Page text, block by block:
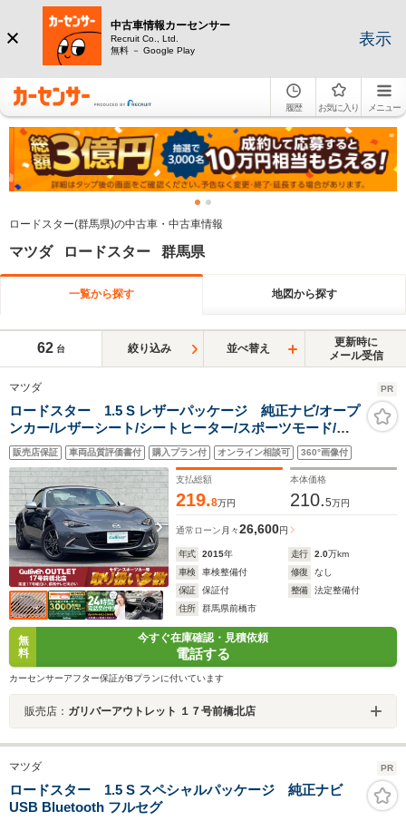
中古車情報カーセンサー
Recruit Co., Ltd.
無料 － Google Play
表示
履歴 お気に入り メニュー
ロードスター(群馬県)の中古車・中古車情報
マツダ ロードスター 群馬県
一覧から探す 地図から探す
62 台 絞り込み 並べ替え
更新時に
メール受信
マツダ PR
ロードスター 1.5 S レザーパッケージ 純正ナビ/オープ
ンカー/レザーシート/シートヒーター/スポーツモード/パ
ドルシフト/レーンキープアシスト/LEDオートライ
ト/USBポート/アイドリングストップ/革巻きステアリン
グ/純正アルミホイール/衝突軽減ブレーキ
販売店保証 車両品質評価書付 購入プラン付 オンライン相談可 360°画像付
支払総額
219.8万円
本体価格
210.5万円
通常ローン 月々26,600円
年式 2015年 走行 2.0万km
車検
車検整備付 修復
なし
保証
保証付 整備
法定整備付
住所
群馬県前橋市
無
料
今すぐ在庫確認・見積依頼
電話する
カーセンサーアフター保証がBプランに付いています
販売店： ガリバーアウトレット １７号前橋北店
マツダ PR
ロードスター 1.5 S スペシャルパッケージ 純正ナビ
USB Bluetooth フルセグ